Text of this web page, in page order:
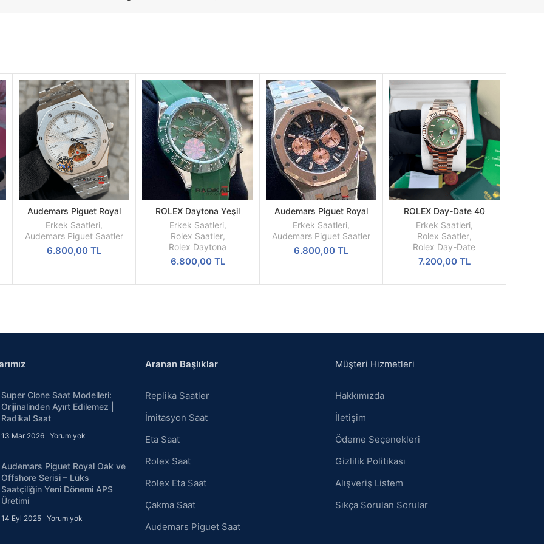
SEPETE
EKLE
Audemars Piguet Royal
Oak Beyaz Kadran 44mm
Türbillon Replika Erkek Kol
Saati
Erkek Saatleri,
Audemars Piguet Saatler
6.800,00TL
SEPETE
EKLE
ROLEX Daytona Yeşil
Kadran Silikon Kordon
Erkek Saatleri,
Rolex Saatler,
Rolex Daytona
6.800,00 TL
SEPETE
EKLE
Audemars Piguet Royal
Oak Mavi Kadran 41mm
Replika Erkek Kol Saati
Erkek Saatleri,
Audemars Piguet Saatler
6.800,00 TL
SEPETE
EKLE
ROLEX Day-Date 40
Oyster Everose Gold Ref
M228235-0025
Erkek Saatleri,
Rolex Saatler,
Rolex Day-Date
7.200,00 TL
Super Clone Saat Modelleri:
Orijinalinden Ayırt Edilemez |
Radikal Saat
13 Mar 2026 Yorum yok
Audemars Piguet Royal Oak ve
Offshore Serisi – Lüks
Saatçiliğin Yeni Dönemi APS
Üretimi
14 Eyl 2025 Yorum yok
Aranan Başlıklar
Replika Saatler
İmitasyon Saat
Eta Saat
Rolex Saat
Rolex Eta Saat
Çakma Saat
Audemars Piguet Saat
Müşteri Hizmetleri
Hakkımızda
İletişim
Ödeme Seçenekleri
Gizlilik Politikası
Alışveriş Listem
Sıkça Sorulan Sorular